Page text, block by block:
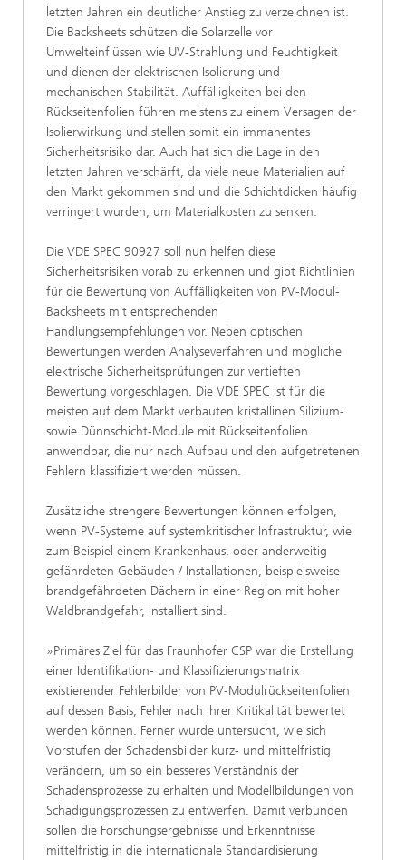
letzten Jahren ein deutlicher Anstieg zu verzeichnen ist.
Die Backsheets schützen die Solarzelle vor
Umwelteinflüssen wie UV-Strahlung und Feuchtigkeit
und dienen der elektrischen Isolierung und
mechanischen Stabilität. Auffälligkeiten bei den
Rückseitenfolien führen meistens zu einem Versagen der
Isolierwirkung und stellen somit ein immanentes
Sicherheitsrisiko dar. Auch hat sich die Lage in den
letzten Jahren verschärft, da viele neue Materialien auf
den Markt gekommen sind und die Schichtdicken häufig
verringert wurden, um Materialkosten zu senken.
Die VDE SPEC 90927 soll nun helfen diese
Sicherheitsrisiken vorab zu erkennen und gibt Richtlinien
für die Bewertung von Auffälligkeiten von PV-Modul-
Backsheets mit entsprechenden
Handlungsempfehlungen vor. Neben optischen
Bewertungen werden Analyseverfahren und mögliche
elektrische Sicherheitsprüfungen zur vertieften
Bewertung vorgeschlagen. Die VDE SPEC ist für die
meisten auf dem Markt verbauten kristallinen Silizium-
sowie Dünnschicht-Module mit Rückseitenfolien
anwendbar, die nur nach Aufbau und den aufgetretenen
Fehlern klassifiziert werden müssen.
Zusätzliche strengere Bewertungen können erfolgen,
wenn PV-Systeme auf systemkritischer Infrastruktur, wie
zum Beispiel einem Krankenhaus, oder anderweitig
gefährdeten Gebäuden / Installationen, beispielsweise
brandgefährdeten Dächern in einer Region mit hoher
Waldbrandgefahr, installiert sind.
»Primäres Ziel für das Fraunhofer CSP war die Erstellung
einer Identifikation- und Klassifizierungsmatrix
existierender Fehlerbilder von PV-Modulrückseitenfolien
auf dessen Basis, Fehler nach ihrer Kritikalität bewertet
werden können. Ferner wurde untersucht, wie sich
Vorstufen der Schadensbilder kurz- und mittelfristig
verändern, um so ein besseres Verständnis der
Schadensprozesse zu erhalten und Modellbildungen von
Schädigungsprozessen zu entwerfen. Damit verbunden
sollen die Forschungsergebnisse und Erkenntnisse
mittelfristig in die internationale Standardisierung